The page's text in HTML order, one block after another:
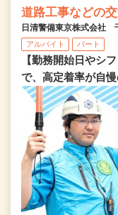
道路工事などの
日清警備東京株式会社
アルバイト パート
【勤務開始日やシ
で、高定着率が自